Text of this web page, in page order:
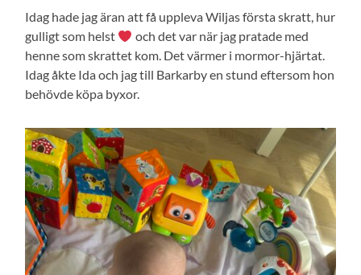
Idag hade jag äran att få uppleva Wiljas första skratt, hur
gulligt som helst
och det var när jag pratade med
henne som skrattet kom. Det värmer i mormor-hjärtat.
Idag åkte Ida och jag till Barkarby en stund eftersom hon
behövde köpa byxor.